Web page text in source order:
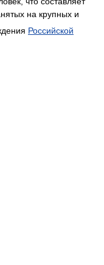
на крупных и
Российской